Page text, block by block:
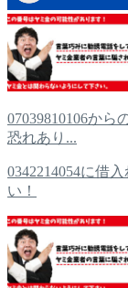
07039810106か
恐れあり...
0342214054に借
い！